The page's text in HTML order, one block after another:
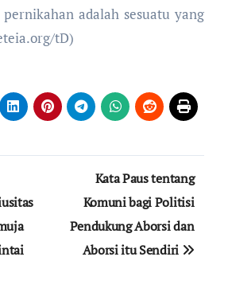
adalah sesuatu yang
tD)
Kata Paus tentang
Komuni bagi Politisi
Pendukung Aborsi dan
Aborsi itu Sendiri